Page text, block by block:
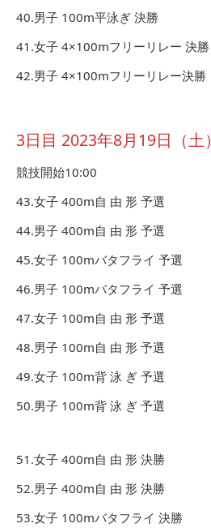
40.男子 100m平泳ぎ 決勝
41.女子 4×100mフリーリレー 決勝
42.男子 4×100mフリーリレー決勝
3日目 2023年8月19日（土）
競技開始10:00
43.女子 400m自 由 形 予選
44.男子 400m自 由 形 予選
45.女子 100mバタフライ 予選
46.男子 100mバタフライ 予選
47.女子 100m自 由 形 予選
48.男子 100m自 由 形 予選
49.女子 100m背 泳 ぎ 予選
50.男子 100m背 泳 ぎ 予選
51.女子 400m自 由 形 決勝
52.男子 400m自 由 形 決勝
53.女子 100mバタフライ 決勝